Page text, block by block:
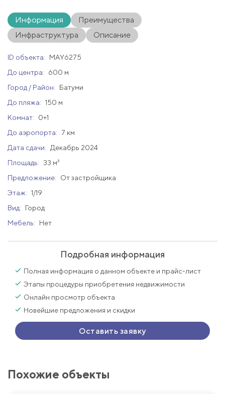
Информация
Преимущества
Инфраструктура
Описание
ID объекта:
MAY6275
До центра:
600 м
Город / Район:
Батуми
До пляжа: 150 м
Комнат:
0+1
До аэропорта:
7 км
Дата сдачи:
Декабрь 2024
Площадь:
33 м²
Предложение:
От застройщика
Этаж: 1/19
Вид:
Город
Мебель:
Нет
Подробная информация
Полная информация о данном объекте и прайс-лист
Этапы процедуры приобретения недвижимости
Онлайн просмотр объекта
Новейшие предложения и скидки
Оставить заявку
Похожие объекты